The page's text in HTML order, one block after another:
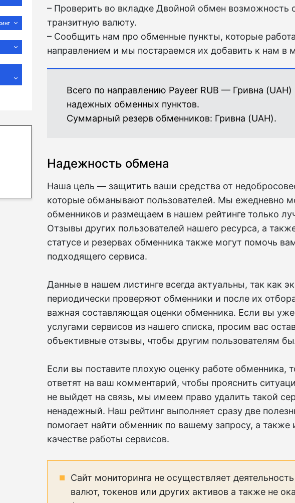
– Проверить во вкладкe Двойной обмен возможность
транзитную валюту.
– Сообщить нам про обменные пункты, которые
направлением и мы постараемся их добавить к нам в
Всего по направлению Payeer RUB — Гривна (UAH)
надежных обменных пунктов.
Суммарный резерв обменников: Гривна (UAH).
Надежность обмена
Наша цель — защитить ваши средства от
которые обманывают пользователей. Мы ежедневно
обменников и размещаем в нашем рейтинге только
Отзывы других пользователей нашего ресурса, а
статусе и резервах обменника также могут помочь
подходящего сервиса.
Данные в нашем листинге всегда актуальны, так как
периодически проверяют обменники и после их
важная составляющая оценки обменника. Если вы уже
услугами сервисов из нашего списка, просим вас
объективные отзывы, чтобы другим пользователям
Если вы поставите плохую оценку работе обменника,
ответят на ваш комментарий, чтобы прояснить
не выйдет на связь, мы имеем право удалить такой
ненадежный. Наш рейтинг выполняет сразу две
помогает найти обменник по вашему запросу, а также
качестве работы сервисов.
Сайт мониторинга не осуществляет
валют, токенов или других активов а также не